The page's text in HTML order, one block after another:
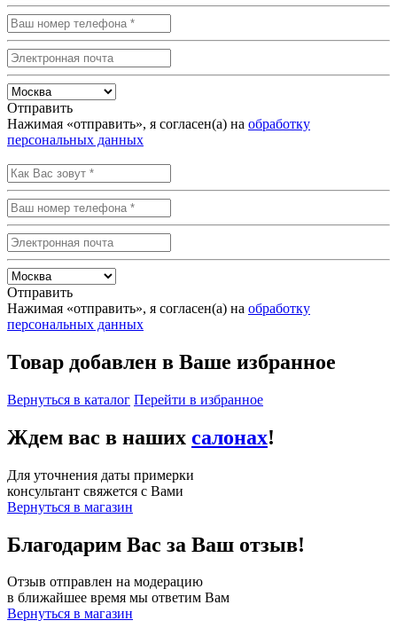
Отправить
Нажимая «отправить», я согласен(а) на обработку
персональных данных
Отправить
Нажимая «отправить», я согласен(а) на обработку
персональных данных
Товар добавлен в Ваше избранное
Вернуться в каталог Перейти в избранное
Ждем вас в наших салонах!
Для уточнения даты примерки
консультант свяжется с Вами
Вернуться в магазин
Благодарим Вас за Ваш отзыв!
Отзыв отправлен на модерацию
в ближайшее время мы ответим Вам
Вернуться в магазин